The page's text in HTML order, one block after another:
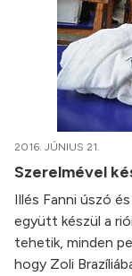
2016. JÚNIUS 21.
Szerelmével
Illés Fanni úszó
együtt készül a
tehetik, minden
hogy Zoli